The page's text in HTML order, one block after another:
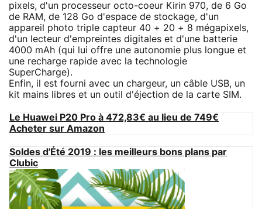
pixels, d'un processeur octo-coeur Kirin 970, de 6 Go
de RAM, de 128 Go d'espace de stockage, d'un
appareil photo triple capteur 40 + 20 + 8 mégapixels,
d'un lecteur d'empreintes digitales et d'une batterie
4000 mAh (qui lui offre une autonomie plus longue et
une recharge rapide avec la technologie
SuperCharge).
Enfin, il est fourni avec un chargeur, un câble USB, un
kit mains libres et un outil d'éjection de la carte SIM.
Le Huawei P20 Pro à 472,83€ au lieu de 749€
Acheter sur Amazon
Soldes d'Été 2019 : les meilleurs bons plans par
Clubic